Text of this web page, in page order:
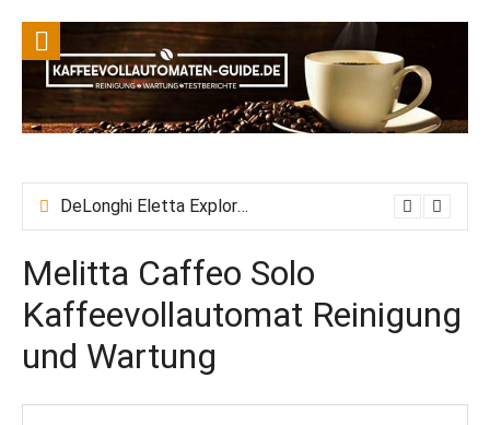
DeLonghi Eletta Explore Wasserhärte einstellen + Wasserfilter einsetzen
Melitta Caffeo Solo
Kaffeevollautomat Reinigung
und Wartung